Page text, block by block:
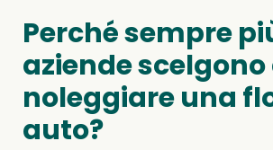
Perché sempre
aziende scelgono
noleggiare una
auto?